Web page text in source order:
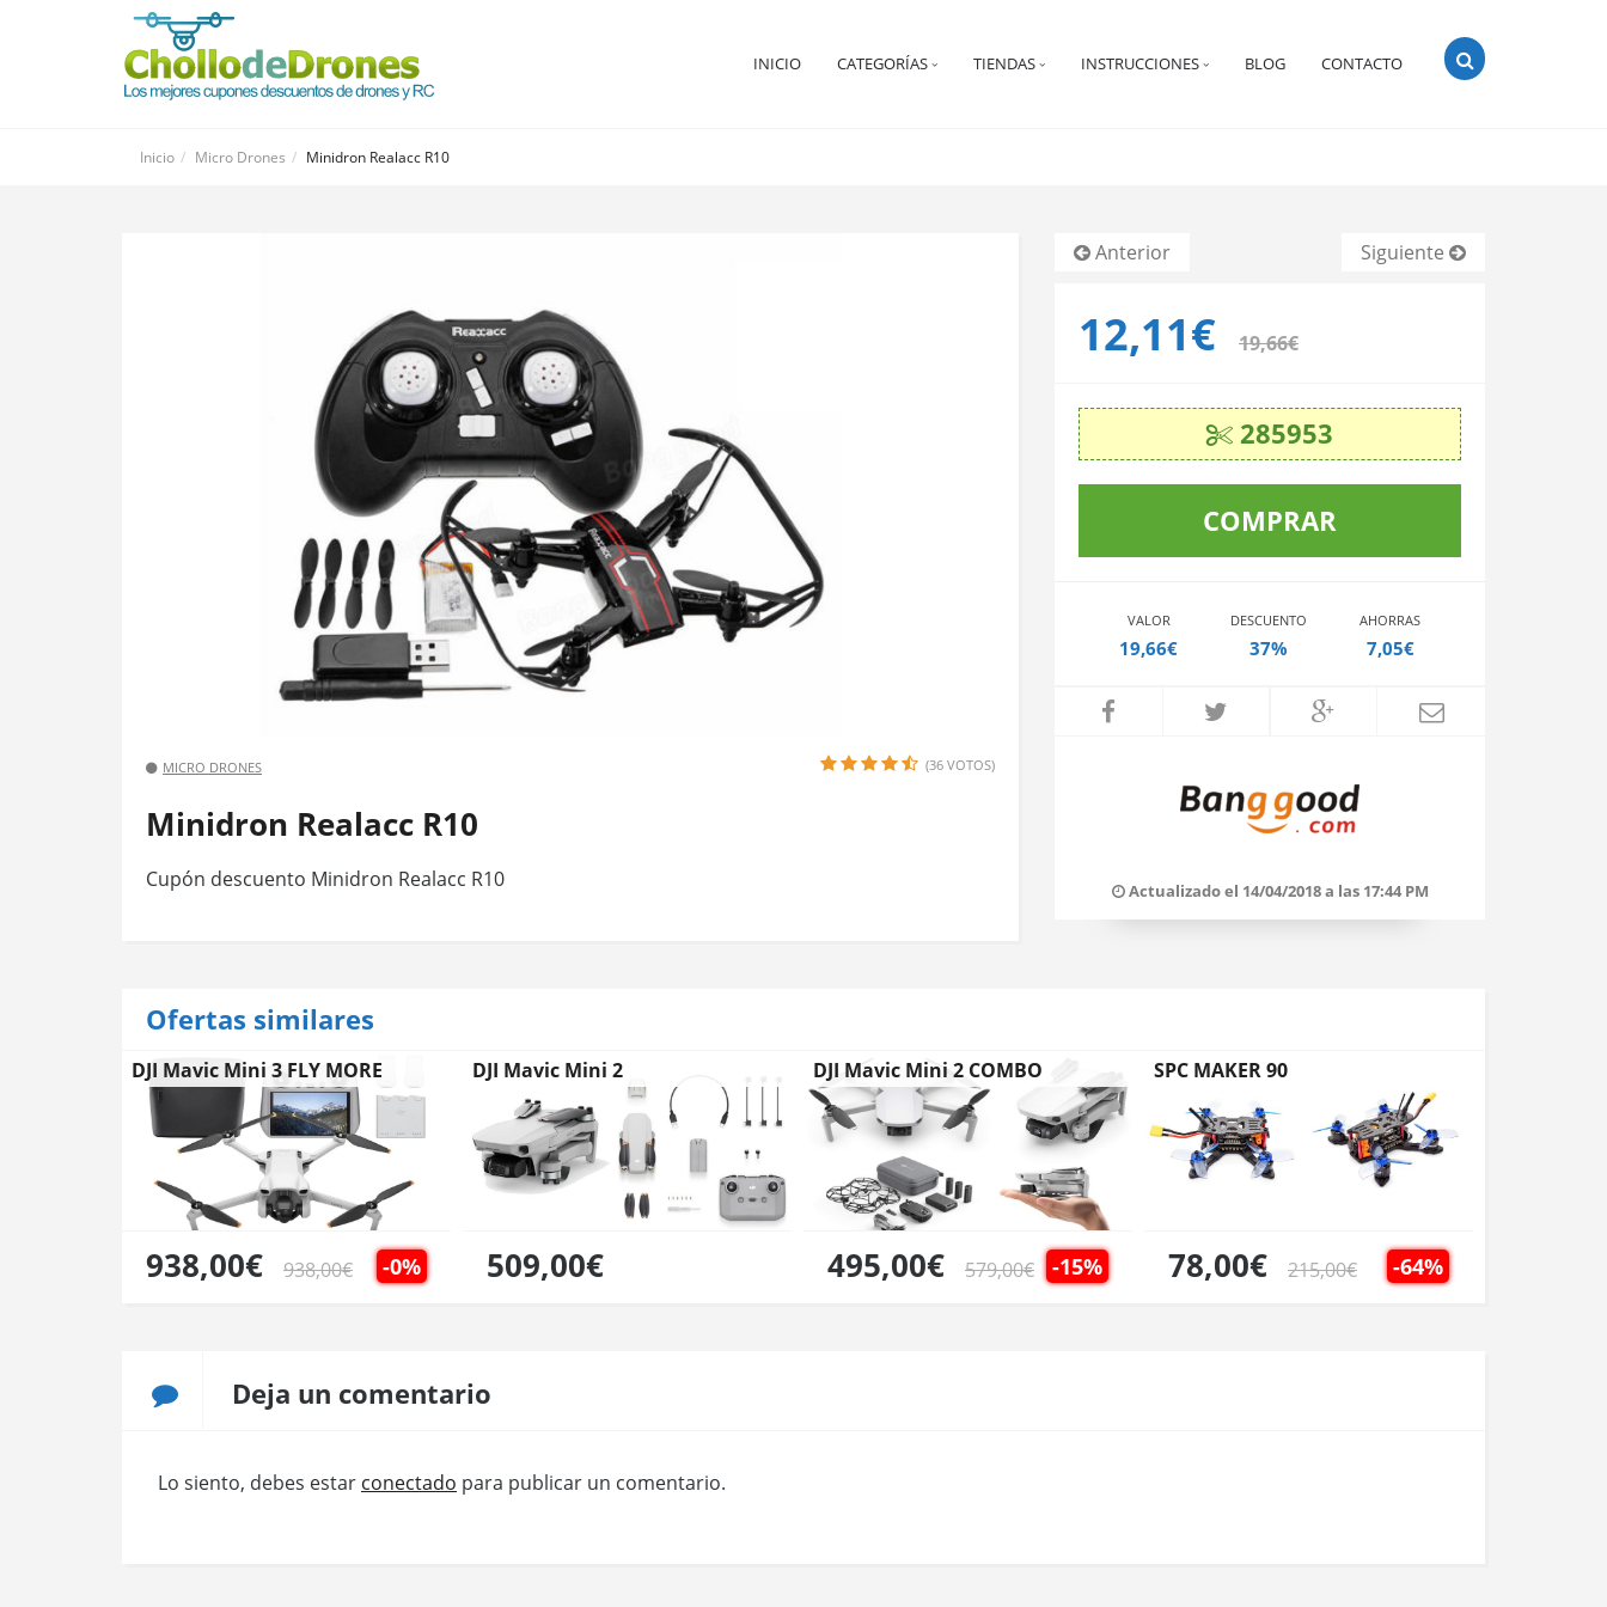
INICIO CATEGORÍAS TIENDAS INSTRUCCIONES BLOG CONTACTO
Inicio Micro Drones Minidron Realacc R10
Anterior Siguiente
MICRO DRONES (36 VOTOS)
Minidron Realacc R10
Cupón descuento Minidron Realacc R10
12,11€ 19,66€
285953
COMPRAR
VALOR
19,66€
DESCUENTO
37%
AHORRAS
7,05€
Actualizado el 14/04/2018 a las 17:44 PM
Ofertas similares
DJI Mavic Mini 3 FLY MORE
COMBO
-0%
938,00€ 938,00€
DJI Mavic Mini 2
509,00€
DJI Mavic Mini 2 COMBO
-15%
495,00€ 579,00€
SPC MAKER 90
-64%
78,00€ 215,00€
Deja un comentario
Lo siento, debes estar conectado para publicar un comentario.